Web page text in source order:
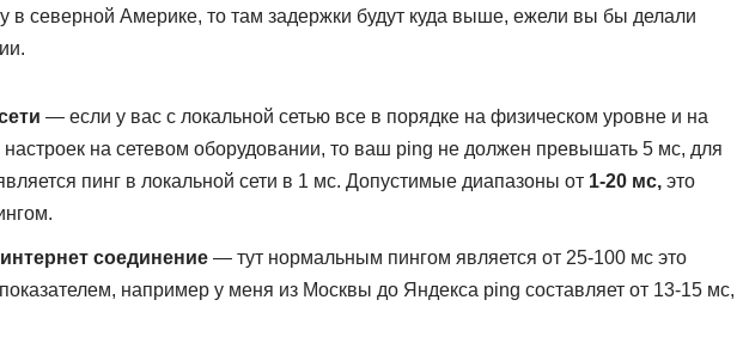
в северной Америке, то там задержки будут куда выше, ежели вы бы делали
— если у вас с локальной сетью все в порядке на физическом уровне и на
настроек на сетевом оборудовании, то ваш ping не должен превышать 5 мс, для
пинг в локальной сети в 1 мс. Допустимые диапазоны от 1-20 мс,это
соединение— тут нормальным пингом является от 25-100 мс это
например у меня из Москвы до Яндекса ping составляет от 13-15 мс,